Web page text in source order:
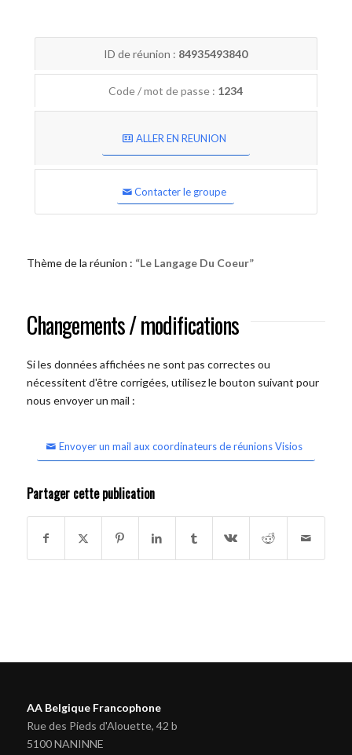
ID de réunion : 84935493840
Code / mot de passe : 1234
ALLER EN REUNION
Contacter le groupe
Thème de la réunion : “Le Langage Du Coeur”
Changements / modifications
Si les données affichées ne sont pas correctes ou
nécessitent d'être corrigées, utilisez le bouton suivant pour
nous envoyer un mail :
Envoyer un mail aux coordinateurs de réunions Visios
Partager cette publication
AA Belgique Francophone
Rue des Pieds d'Alouette, 42 b
5100 NANINNE